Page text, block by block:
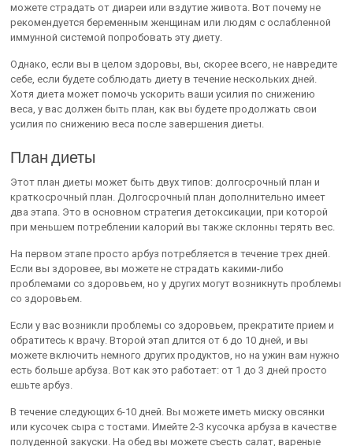
можете страдать от диареи или вздутие живота. Вот почему не
рекомендуется беременным женщинам или людям с ослабленной
иммунной системой попробовать эту диету.
Однако, если вы в целом здоровы, вы, скорее всего, не навредите
себе, если будете соблюдать диету в течение нескольких дней.
Хотя диета может помочь ускорить ваши усилия по снижению
веса, у вас должен быть план, как вы будете продолжать свои
усилия по снижению веса после завершения диеты.
План диеты
Этот план диеты может быть двух типов: долгосрочный план и
краткосрочный план. Долгосрочный план дополнительно имеет
два этапа. Это в основном стратегия детоксикации, при которой
при меньшем потреблении калорий вы также склонны терять вес.
На первом этапе просто арбуз потребляется в течение трех дней.
Если вы здоровее, вы можете не страдать какими-либо
проблемами со здоровьем, но у других могут возникнуть проблемы
со здоровьем.
Если у вас возникли проблемы со здоровьем, прекратите прием и
обратитесь к врачу. Второй этап длится от 6 до 10 дней, и вы
можете включить немного других продуктов, но на ужин вам нужно
есть больше арбуза. Вот как это работает: от 1 до 3 дней просто
ешьте арбуз.
В течение следующих 6-10 дней. Вы можете иметь миску овсянки
или кусочек сыра с тостами. Имейте 2-3 кусочка арбуза в качестве
полуденной закуски. На обед вы можете съесть салат, вареные